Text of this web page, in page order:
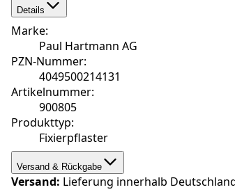
Details
Marke:
Paul Hartmann AG
PZN-Nummer:
4049500214131
Artikelnummer:
900805
Produkttyp:
Fixierpflaster
Versand & Rückgabe
Versand: Lieferung innerhalb